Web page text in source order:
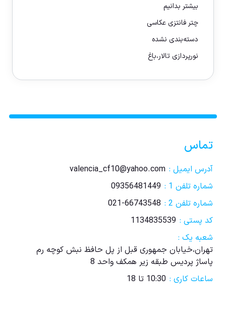
بیشتر بدانیم
چتر فانتزی عکاسی
دسته‌بندی نشده
نورپردازی تالار،باغ
تماس
آدرس ایمیل : valencia_cf10@yahoo.com
شماره تلفن 1 :
09356481449
شماره تلفن 2 :
021-66743548
کد پستی : 1134835539
شعبه یک :
تهران،خیابان جمهوری قبل از پل حافظ نبش کوچه رم
پاساژ پردیس طبقه زیر همکف واحد 8
ساعات کاری : 10:30 تا 18